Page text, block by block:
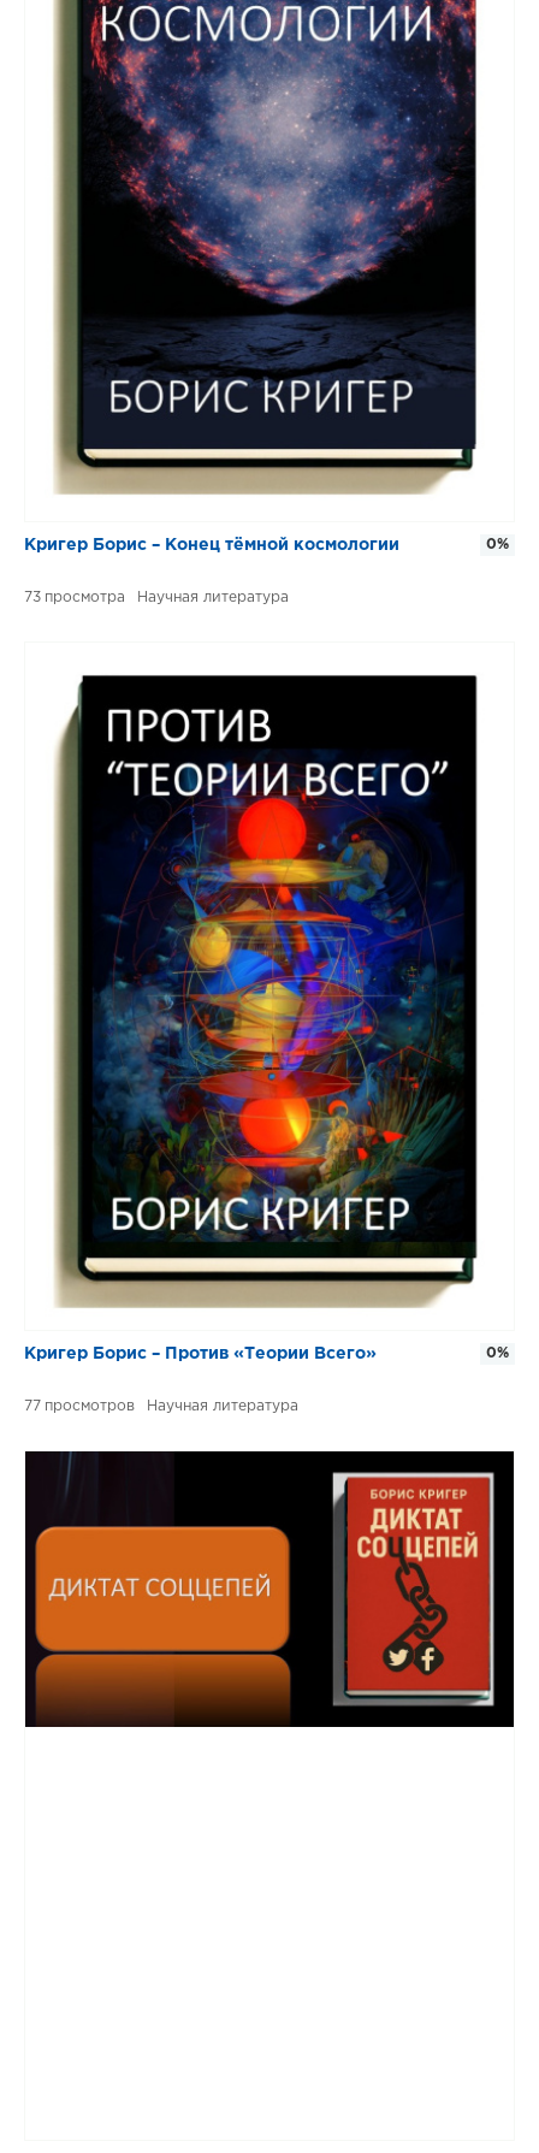
Кригер Борис – Конец тёмной космологии
73 Научная литература
0%
Кригер Борис – Против «Теории Всего»
77 Научная литература
0%